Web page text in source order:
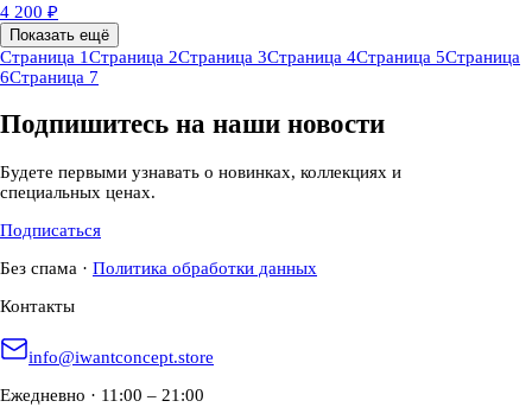
4 200 ₽
Показать ещё
Страница 1Страница 2Страница 3Страница 4Страница 5Страница
6Страница 7
Подпишитесь на наши новости
Будете первыми узнавать о новинках, коллекциях и
специальных ценах.
Подписаться
Без спама · Политика обработки данных
Контакты
info@iwantconcept.store
Ежедневно · 11:00 – 21:00